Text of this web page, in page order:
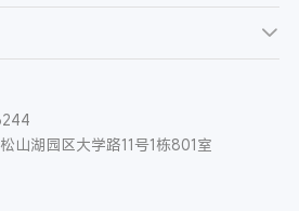
山湖园区大学路11号1栋801室